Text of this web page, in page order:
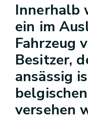
Innerhalb
ein im
Fahrzeug
Besitzer,
ansässig
versehen